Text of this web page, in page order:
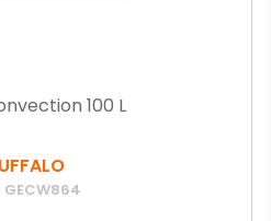
100 L
GECW864